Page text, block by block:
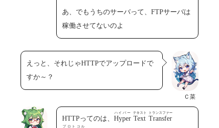
あ、でもうちのサーバって、FTPサーバは
稼働させてないのよ
Ｃ菜
えっと、それじゃHTTPでアップロードで
すか～？
HTTPってのは、 Hyper
ハイパー
Text
テキスト
Transfer
トランスファー
プロトコル